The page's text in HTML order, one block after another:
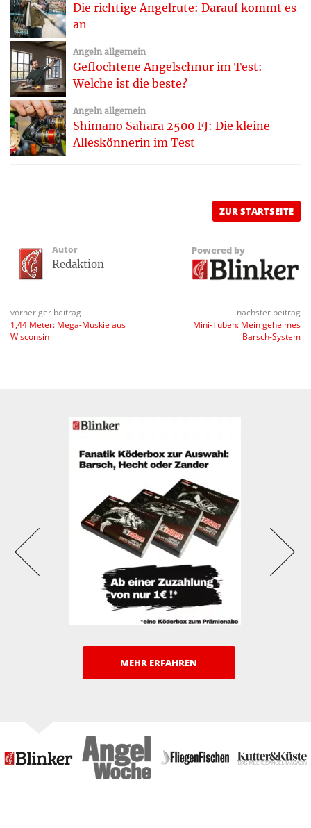
Die richtige Angelrute: Darauf kommt es
an
Angeln allgemein
Geflochtene Angelschnur im Test:
Welche ist die beste?
Angeln allgemein
Shimano Sahara 2500 FJ: Die kleine
Alleskönnerin im Test
ZUR STARTSEITE
Autor
Redaktion
Powered by
vorheriger beitrag
1,44 Meter: Mega-Muskie aus
Wisconsin
nächster beitrag
Mini-Tuben: Mein geheimes
Barsch-System
MEHR ERFAHREN